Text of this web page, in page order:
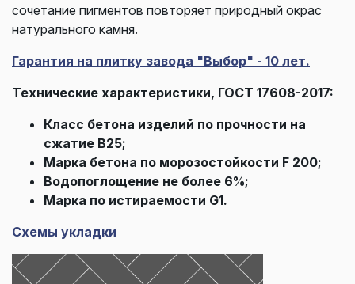
сочетание пигментов повторяет природный окрас
натурального камня.
Гарантия на плитку завода "Выбор" - 10 лет.
Технические характеристики, ГОСТ 17608-2017:
Класс бетона изделий по прочности на
сжатие В25;
Марка бетона по морозостойкости F 200;
Водопоглощение не более 6%;
Марка по истираемости G1.
Схемы укладки